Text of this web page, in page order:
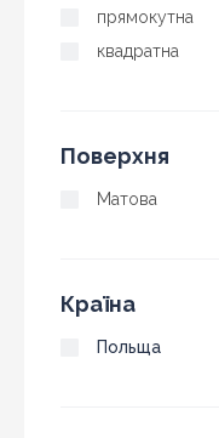
прямокутна
квадратна
Поверхня
Матова
Країна
Польща